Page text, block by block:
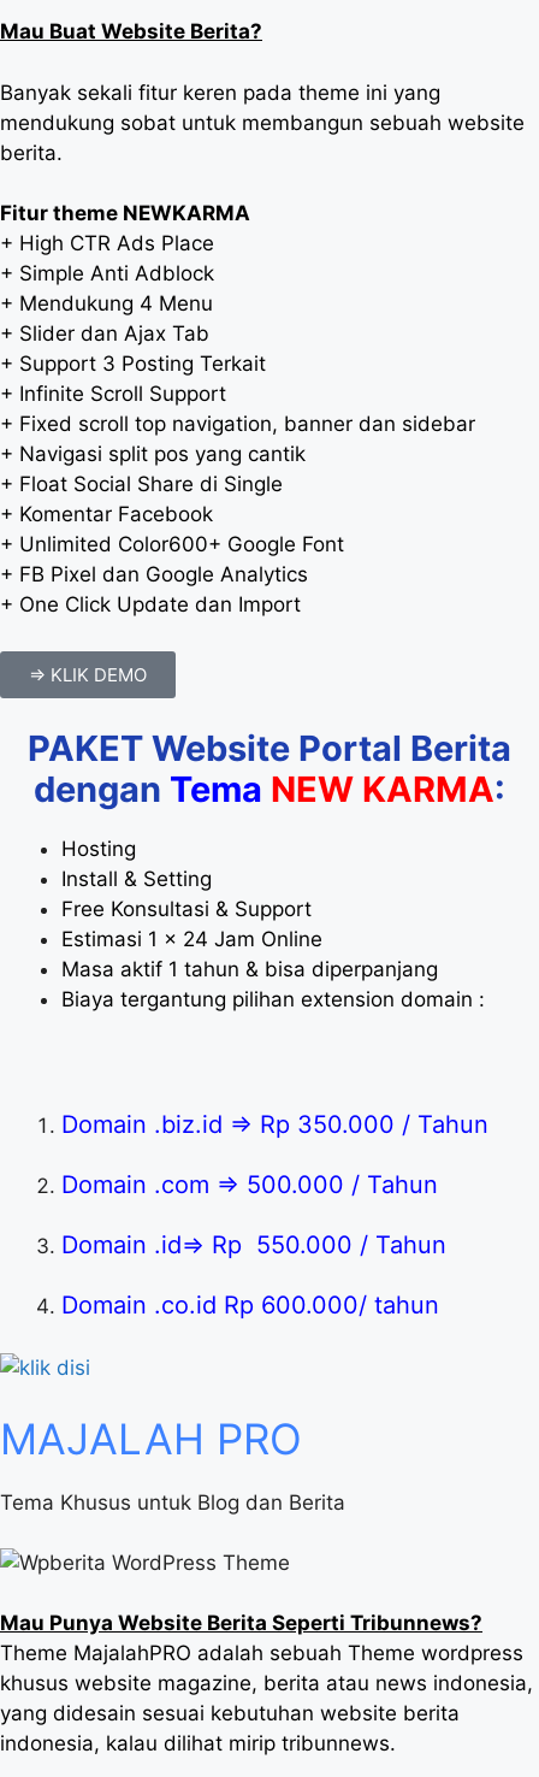
Mau Buat Website Berita?
Banyak sekali fitur keren pada theme ini yang
mendukung sobat untuk membangun sebuah website
berita.​
Fitur theme NEWKARMA
+ High CTR Ads Place
+ Simple Anti Adblock
+ Mendukung 4 Menu
+ Slider dan Ajax Tab
+ Support 3 Posting Terkait
+ Infinite Scroll Support
+ Fixed scroll top navigation, banner dan sidebar
+ Navigasi split pos yang cantik
+ Float Social Share di Single
+ Komentar Facebook
+ Unlimited Color600+ Google Font
+ FB Pixel dan Google Analytics
+ One Click Update dan Import
=> KLIK DEMO
PAKET Website Portal Berita
dengan Tema NEW KARMA:
Hosting
Install & Setting
Free Konsultasi & Support
Estimasi 1 x 24 Jam Online
Masa aktif 1 tahun & bisa diperpanjang
Biaya tergantung pilihan extension domain :
Domain .biz.id => Rp 350.000 / Tahun
Domain .com => 500.000 / Tahun
Domain .id=> Rp 550.000 / Tahun
Domain .co.id Rp 600.000/ tahun
MAJALAH PRO
Tema Khusus untuk Blog dan Berita
Mau Punya Website Berita Seperti Tribunnews?
Theme MajalahPRO adalah sebuah Theme wordpress
khusus website magazine, berita atau news indonesia,
yang didesain sesuai kebutuhan website berita
indonesia, kalau dilihat mirip tribunnews.